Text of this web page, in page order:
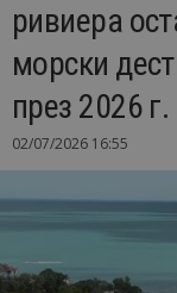
ривиера
морски
през 2026 г.
02/07/2026 16:55